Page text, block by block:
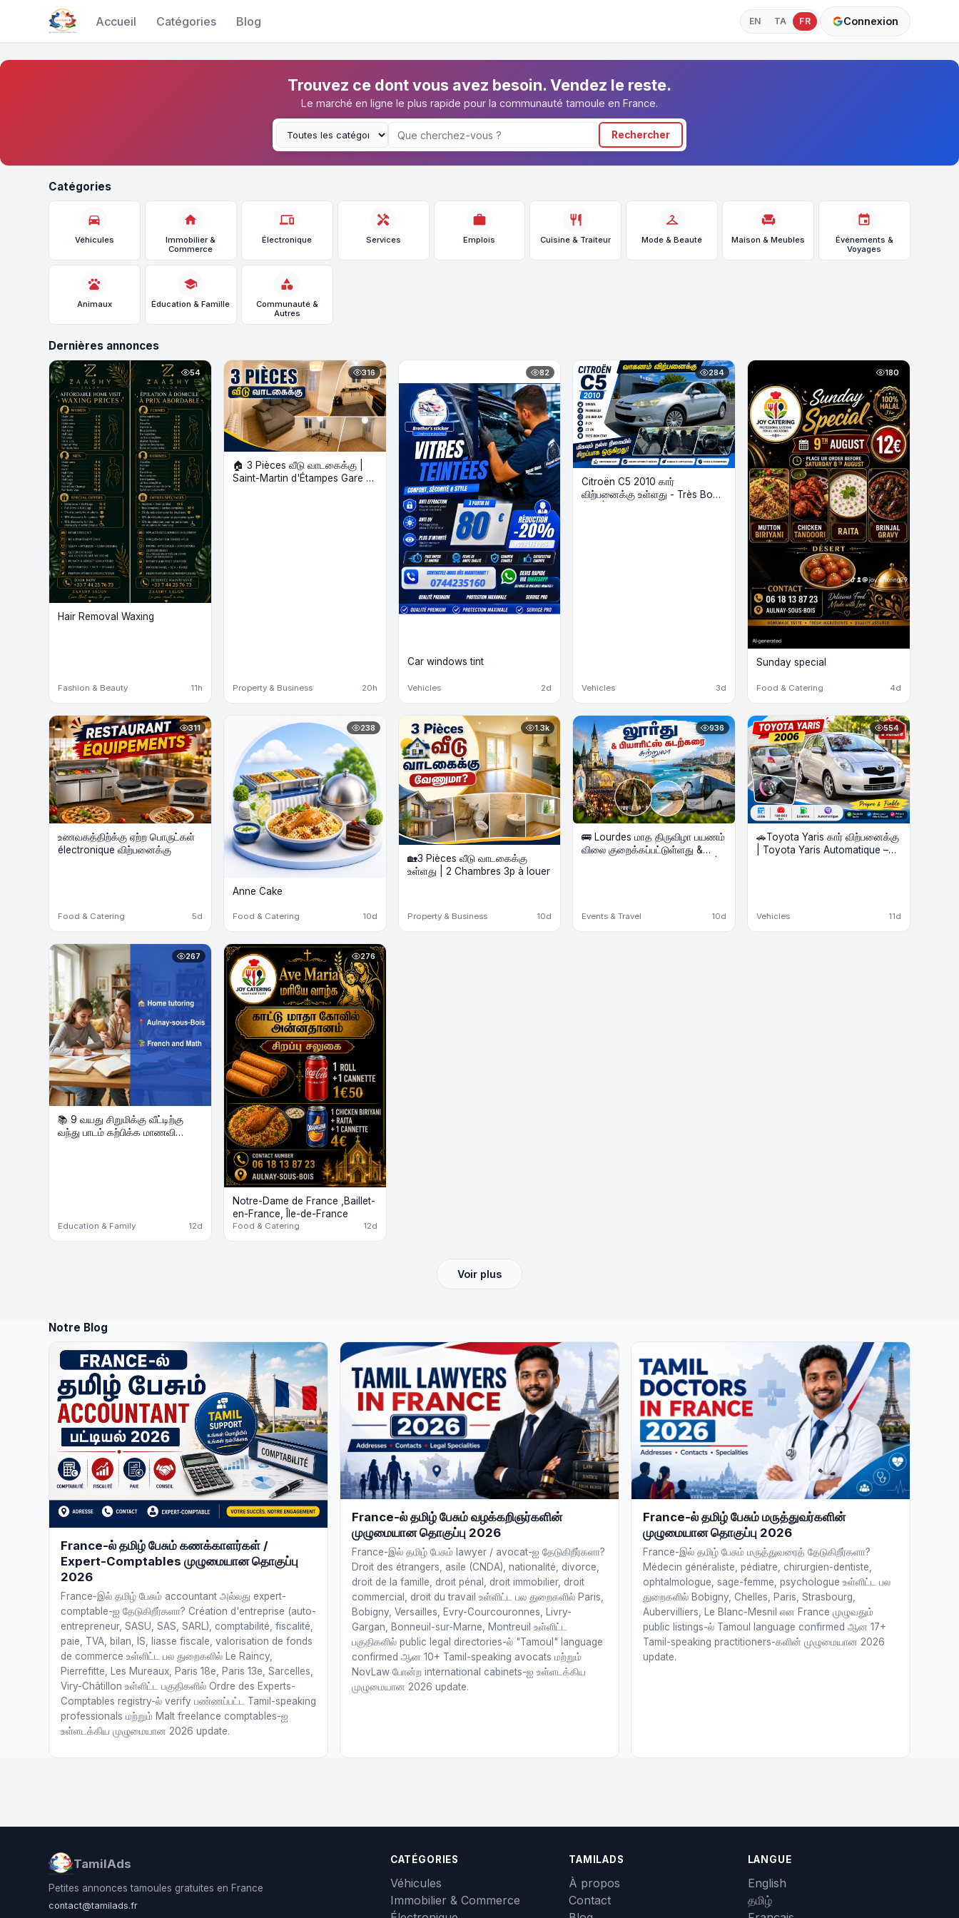
Accueil Catégories Blog EN TA FR Connexion
Trouvez ce dont vous avez besoin. Vendez le reste.
Le marché en ligne le plus rapide pour la communauté tamoule en France.
Rechercher
Catégories
directions_car
Véhicules
home
Immobilier &
Commerce
devices
Électronique
handyman
Services
work
Emplois
restaurant
Cuisine & Traiteur
checkroom
Mode & Beauté
chair
Maison & Meubles
event
Événements &
Voyages
pets
Animaux
school
Éducation & Famille
category
Communauté &
Autres
Dernières annonces
54
Hair Removal Waxing
Fashion & Beauty 11h
316
🏠 3 Pièces வீடு வாடகைக்கு |
Saint-Martin d'Étampes Gare 5
Property & Business 20h
82
Car windows tint
Vehicles 2d
284
Citroën C5 2010 கார்
விற்பனைக்கு உள்ளது - Très Bon
Vehicles 3d
180
Sunday special
Food & Catering 4d
311
உணவகத்திற்க்கு ஏற்ற பொருட்கள்
électronique விற்பனைக்கு
Food & Catering 5d
238
Anne Cake
Food & Catering 10d
1.3k
🏡3 Pièces வீடு வாடகைக்கு
உள்ளது | 2 Chambres 3p à louer
Property & Business 10d
936
🚌 Lourdes மாத திருவிழா பயணம்
விலை குறைக்கப்பட்டுள்ளது &
Events & Travel 10d
554
🚗Toyota Yaris கார் விற்பனைக்கு
Vehicles 11d
267
📚 9 வயது சிறுமிக்கு வீட்டிற்கு
வந்து பாடம் கற்பிக்க மாணவி
Education & Family 12d
276
Notre-Dame de France ,Baillet-
en-France, Île-de-France
Food & Catering 12d
Voir plus
Notre Blog
France-ல் தமிழ் பேசும் கணக்காளர்கள் /
Expert-Comptables முழுமையான தொகுப்பு
2026
France-இல் தமிழ் பேசும் accountant அல்லது expert-
comptable-ஐ தேடுகிறீர்களா? Création d'entreprise (auto-
entrepreneur, SASU, SAS, SARL), comptabilité, fiscalité,
paie, TVA, bilan, IS, liasse fiscale, valorisation de fonds
de commerce உள்ளிட்ட பல துறைகளில் Le Raincy,
Pierrefitte, Les Mureaux, Paris 18e, Paris 13e, Sarcelles,
Viry-Châtillon உள்ளிட்ட பகுதிகளில் Ordre des Experts-
Comptables registry-ல் verify பண்ணப்பட்ட Tamil-speaking
professionals மற்றும் Malt freelance comptables-ஐ
உள்ளடக்கிய முழுமையான 2026 update.
France-ல் தமிழ் பேசும் வழக்கறிஞர்களின்
முழுமையான தொகுப்பு 2026
France-இல் தமிழ் பேசும் lawyer / avocat-ஐ தேடுகிறீர்களா?
Droit des étrangers, asile (CNDA), nationalité, divorce,
droit de la famille, droit pénal, droit immobilier, droit
commercial, droit du travail உள்ளிட்ட பல துறைகளில் Paris,
Bobigny, Versailles, Evry-Courcouronnes, Livry-
Gargan, Bonneuil-sur-Marne, Montreuil உள்ளிட்ட
பகுதிகளில் public legal directories-ல் "Tamoul" language
confirmed ஆன 10+ Tamil-speaking avocats மற்றும்
NovLaw போன்ற international cabinets-ஐ உள்ளடக்கிய
முழுமையான 2026 update.
France-ல் தமிழ் பேசும் மருத்துவர்களின்
முழுமையான தொகுப்பு 2026
France-இல் தமிழ் பேசும் மருத்துவரைத் தேடுகிறீர்களா?
Médecin généraliste, pédiatre, chirurgien-dentiste,
ophtalmologue, sage-femme, psychologue உள்ளிட்ட பல
துறைகளில் Bobigny, Chelles, Paris, Strasbourg,
Aubervilliers, Le Blanc-Mesnil என France முழுவதும்
public listings-ல் Tamoul language confirmed ஆன 17+
Tamil-speaking practitioners-களின் முழுமையான 2026
update.
TamilAds
Petites annonces tamoules gratuites en France
contact@tamilads.fr
CATÉGORIES
Véhicules
Immobilier & Commerce
TAMILADS
À propos
Contact
LANGUE
English
தமிழ்